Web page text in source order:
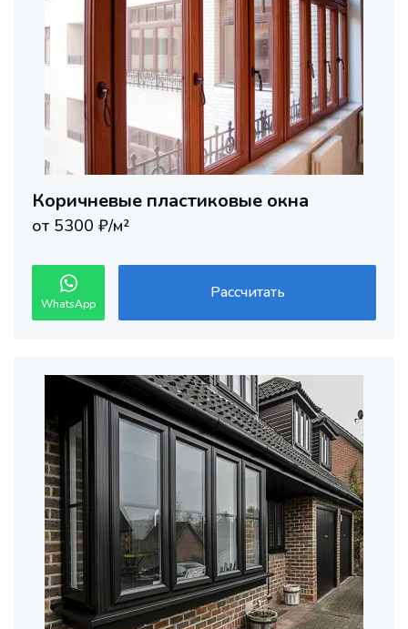
Коричневые пластиковые окна
от 5300 ₽/м²
WhatsApp
Рассчитать